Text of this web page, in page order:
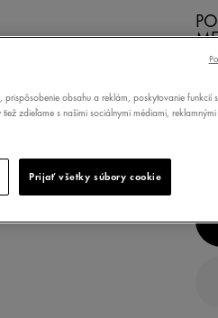
TYP
obsahu a reklám, poskytovanie funkcií
zdieľame s našimi sociálnymi médiami,
Prijať všetky súbory cookie